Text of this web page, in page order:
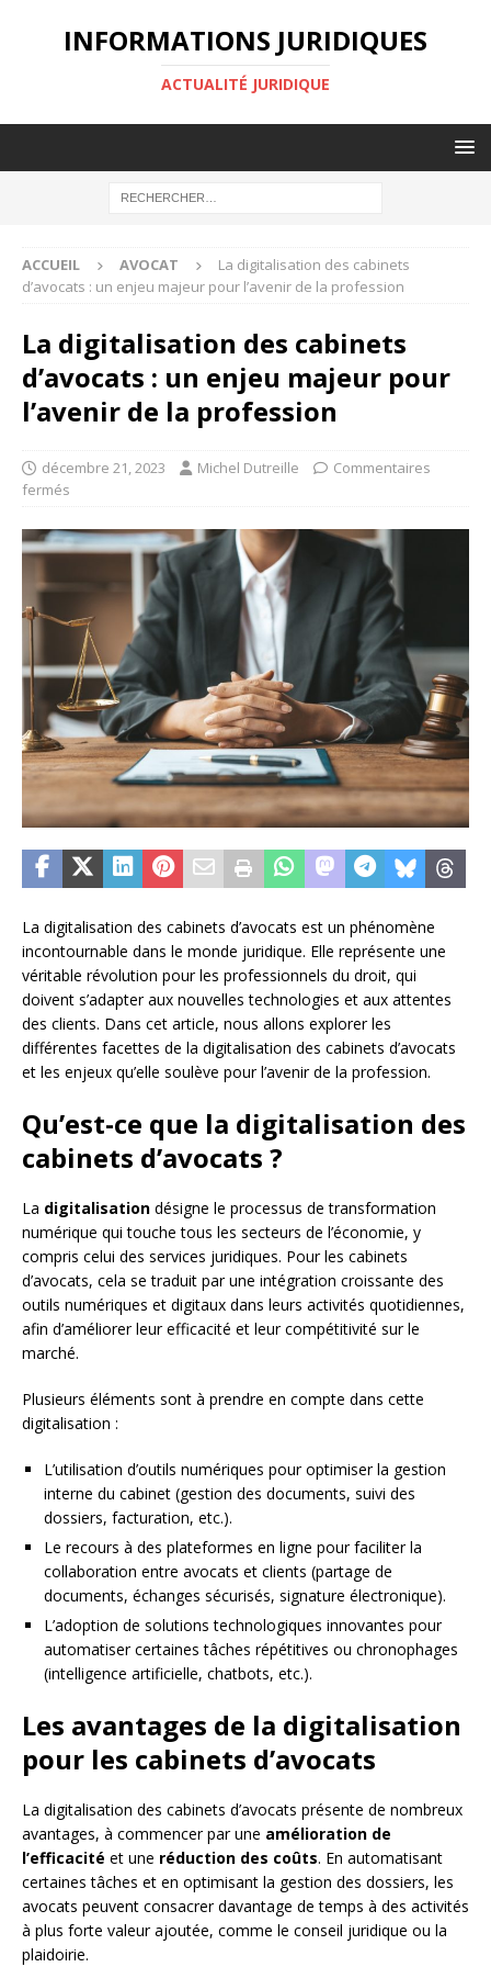
INFORMATIONS JURIDIQUES
ACTUALITÉ JURIDIQUE
ACCUEIL AVOCAT
La digitalisation des cabinets
d’avocats : un enjeu majeur pour l’avenir de la profession
La digitalisation des cabinets
d’avocats : un enjeu majeur pour
l’avenir de la profession
décembre 21, 2023 Michel Dutreille
Commentaires
fermés
La digitalisation des cabinets d’avocats est un phénomène
incontournable dans le monde juridique. Elle représente une
véritable révolution pour les professionnels du droit, qui
doivent s’adapter aux nouvelles technologies et aux attentes
des clients. Dans cet article, nous allons explorer les
différentes facettes de la digitalisation des cabinets d’avocats
et les enjeux qu’elle soulève pour l’avenir de la profession.
Qu’est-ce que la digitalisation des
cabinets d’avocats ?
La digitalisation désigne le processus de transformation
numérique qui touche tous les secteurs de l’économie, y
compris celui des services juridiques. Pour les cabinets
d’avocats, cela se traduit par une intégration croissante des
outils numériques et digitaux dans leurs activités quotidiennes,
afin d’améliorer leur efficacité et leur compétitivité sur le
marché.
Plusieurs éléments sont à prendre en compte dans cette
digitalisation :
L’utilisation d’outils numériques pour optimiser la gestion
interne du cabinet (gestion des documents, suivi des
dossiers, facturation, etc.).
Le recours à des plateformes en ligne pour faciliter la
collaboration entre avocats et clients (partage de
documents, échanges sécurisés, signature électronique).
L’adoption de solutions technologiques innovantes pour
automatiser certaines tâches répétitives ou chronophages
(intelligence artificielle, chatbots, etc.).
Les avantages de la digitalisation
pour les cabinets d’avocats
La digitalisation des cabinets d’avocats présente de nombreux
avantages, à commencer par une amélioration de
l’efficacité et une réduction des coûts. En automatisant
certaines tâches et en optimisant la gestion des dossiers, les
avocats peuvent consacrer davantage de temps à des activités
à plus forte valeur ajoutée, comme le conseil juridique ou la
plaidoirie.